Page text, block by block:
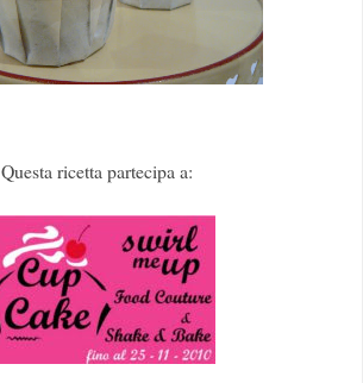
Questa ricetta partecipa a: